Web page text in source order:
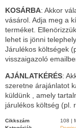
KOSÁRBA: Akkor
vásárol. Adja meg a
terméket.
lehet is jönni
Járulékos költségek
visszaigazoló
AJÁNLATKÉRÉS:
szeretne árajánlatot
küldünk , amely
járulékos költség (pl.
Cikkszám
108 |